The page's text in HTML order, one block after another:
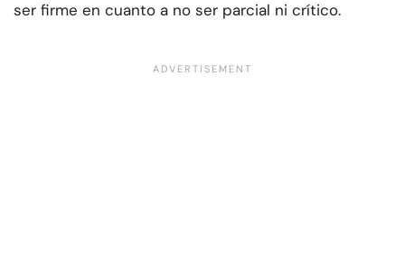
ser firme en cuanto a no ser parcial ni crítico.